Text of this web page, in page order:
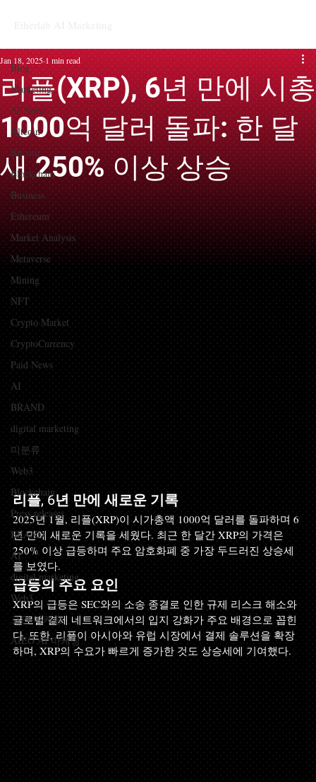
Blog
Marketing
AI News
Altcoin
Bitcoin
Blockchain
Business
Ethereum
Market Analysis
Metaverse
Mining
NFT
Crypto Market
CryptoCurrency
Paid News
AI
BRAND
digital marketing
미분류
Web3
Blockchain
Press releases
BRAND
AI
digital marketing
Web3
코인 마케팅
AIEO AI 마케팅
리플(XRP), 6년 만에 시총
1000억 달러 돌파: 한 달
새 250% 이상 상승
Jan 18, 2025 1 min read
리플, 6년 만에 새로운 기록
2025년 1월, 리플(XRP)이 시가총액 1000억 달러를 돌파하며 6
년 만에 새로운 기록을 세웠다. 최근 한 달간 XRP의 가격은
250% 이상 급등하며 주요 암호화폐 중 가장 두드러진 상승세
를 보였다.
급등의 주요 요인
XRP의 급등은 SEC와의 소송 종결로 인한 규제 리스크 해소와
글로벌 결제 네트워크에서의 입지 강화가 주요 배경으로 꼽힌
다. 또한, 리플이 아시아와 유럽 시장에서 결제 솔루션을 확장
하며, XRP의 수요가 빠르게 증가한 것도 상승세에 기여했다.